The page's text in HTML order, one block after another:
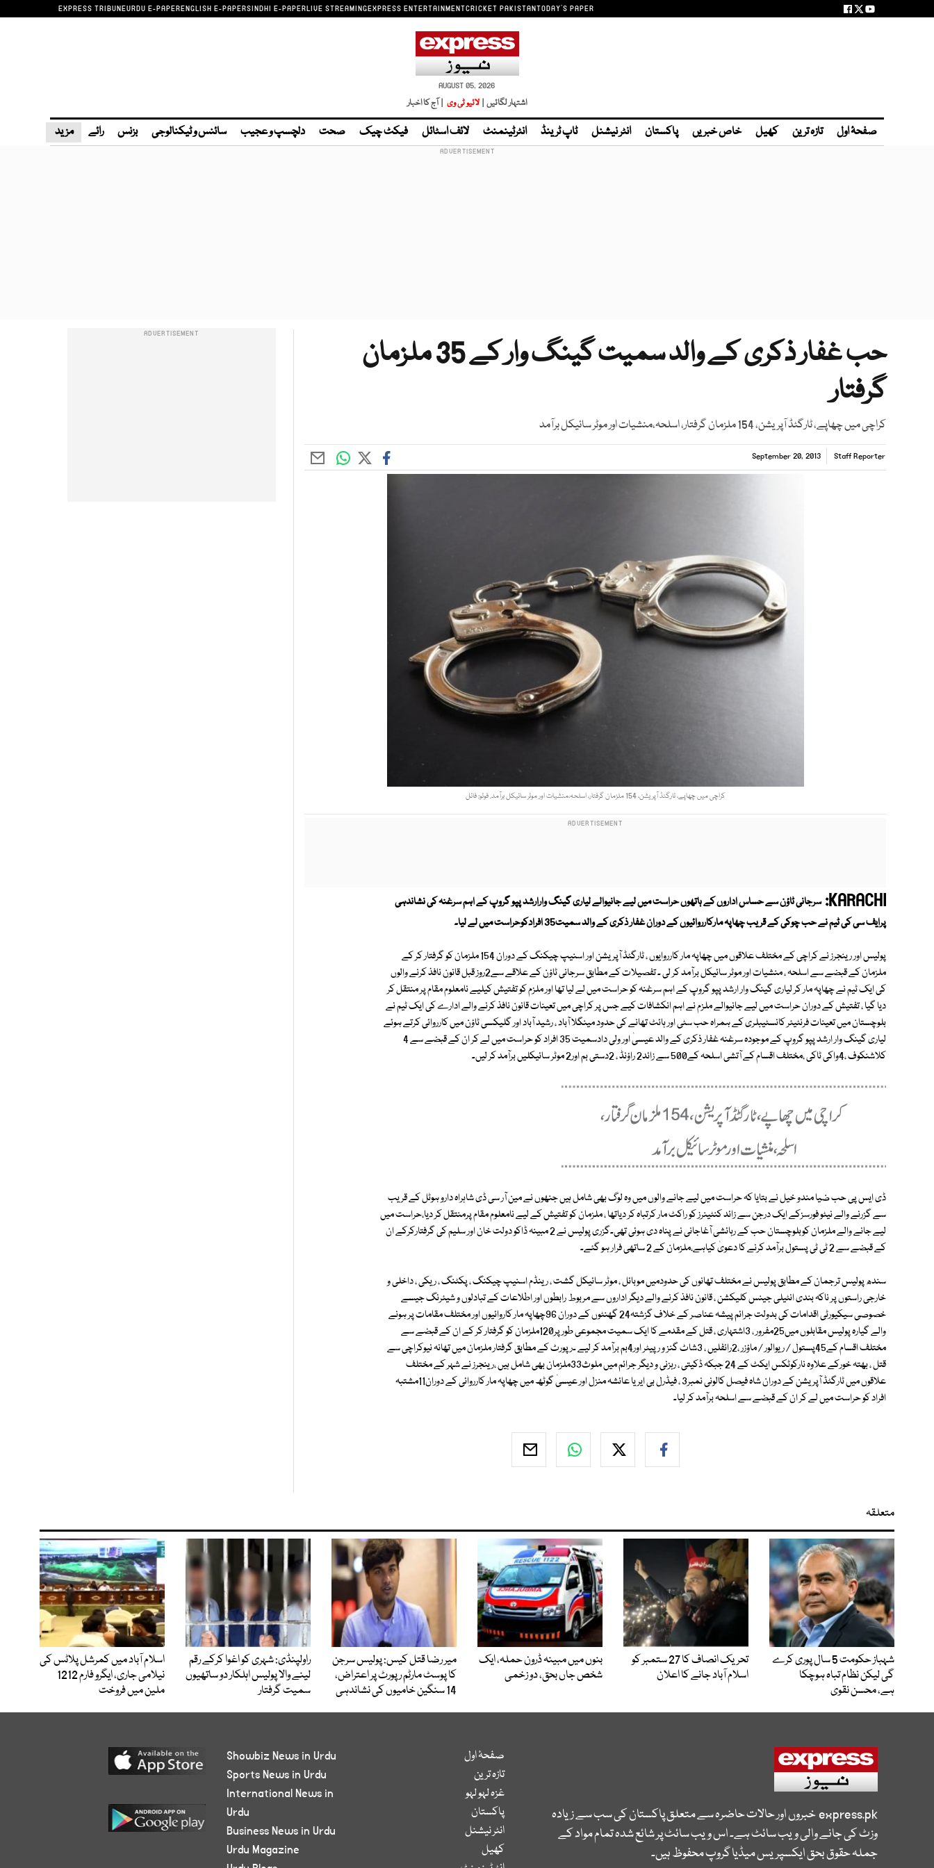
EXPRESS TRIBUNEURDU E-PAPERENGLISH E-PAPERSINDHI E-PAPERLIVE STREAMINGEXPRESS ENTERTAINMENTCRICKET PAKISTANTODAY'S PAPER
AUGUST 05, 2026
اشتہار لگائیں | لائیو ٹی وی | آج کا اخبار
صفحۂ اول تازہ ترین کھیل خاص خبریں پاکستان انٹر نیشنل ٹاپ ٹرینڈ انٹرٹینمنٹ لائف اسٹائل فیکٹ چیک صحت دلچسپ و عجیب سائنس و ٹیکنالوجی بزنس رائے مزید
حب غفار ذکری کے والد سمیت گینگ وار کے 35 ملزمان
گرفتار
کراچی میں چھاپے، ٹارگٹڈ آپریشن، 154 ملزمان گرفتار، اسلحہ،منشیات اور موٹر سائیکل برآمد
Staff Reporter
September 20, 2013
کراچی میں چھاپے، ٹارگٹڈ آپریشن، 154 ملزمان گرفتار، اسلحہ،منشیات اور موٹر سائیکل برآمد. فوٹو: فائل
KARACHI: سرجانی ٹاؤن سے حساس اداروں کے ہاتھوں حراست میں لیے جانیوالے لیاری گینگ وارارشد پپو گروپ کے اہم سرغنہ کی نشاندہی
پرایف سی کی ٹیم نے حب چوکی کے قریب چھاپہ مارکارروائیوں کے دوران غفار ذکری کے والد سمیت35 افرادکوحراست میں لے لیا۔
پولیس اور رینجرز نے کراچی کے مختلف علاقوں میں چھاپہ مار کارروایوں ، ٹارگٹڈ آپریشن اور اسنیپ چیکنگ کے دوران 154 ملزمان کو گرفتار کر کے
ملزمان کے قبضے سے اسلحہ ، منشیات اور موٹر سائیکل برآمد کر لی ۔ تفصیلات کے مطابق سرجانی ٹاؤن کے علاقے سے2روز قبل قانون نافذ کرنے والوں
کی ایک ٹیم نے چھاپہ مار کر لیاری گینگ وار ارشد پپو گروپ کے اہم سرغنہ کو حراست میں لے لیا تھا اور ملزم کو تفتیش کیلیے نامعلوم مقام پر منتقل کر
دیا گیا ، تفتیش کے دوران حراست میں لیے جانیوالے ملزم نے اہم انکشافات کیے جس پر کراچی میں تعینات قانون نافذ کرنے والے ادارے کی ایک ٹیم نے
بلوچستان میں تعینات فرنٹیئر کانسٹیبلری کے ہمراہ حب سٹی اور ہائٹ تھانے کی حدود مینگلا آباد ، رشید آباد اور گلیکسی ٹاؤن میں کارروائی کرتے ہوئے
لیاری گینگ وار ارشد پپو گروپ کے موجودہ سرغنہ غفار ذکری کے والد عیسیٰ اور ولی دادسمیت 35 افراد کو حراست میں لے کر ان کے قبضے سے 4
کلاشنکوف ،4واکی ٹاکی ،مختلف اقسام کے آتشی اسلحہ کے500 سے زائد2 راؤنڈ ، 2دستی بم اور2 موٹر سائیکلیں برآمد کر لیں۔
ڈی ایس پی حب ضیا مندو خیل نے بتایا کہ حراست میں لیے جانے والوں میں وہ لوگ بھی شامل ہیں جنھوں نے مین آر سی ڈی شاہراہ دارو ہوٹل کے قریب
سے گزرنے والے نیٹو فورسزکے ایک درجن سے زائد کنٹینرز کو راکٹ مار کرتباہ کر دیاتھا ، ملزمان کو تفتیش کے لیے نامعلوم مقام پرمنتقل کر دیا،حراست میں
لیے جانے والے ملزمان کوبلوچستان حب کے رہائشی آغاجانی نے پناہ دی ہوئی تھی۔گزری پولیس نے 2 مبینہ ڈاکو دولت خان اور سلیم کی گرفتارکرکے ان
کے قبضے سے 2 ٹی ٹی پستول برآمد کرنے کا دعویٰ کیاہے،ملزمان کے 2 ساتھی فرار ہو گئے۔
سندھ پولیس ترجمان کے مطابق پولیس نے مختلف تھانوں کی حدودمیں موبائل ، موٹر سائیکل گشت ، رینڈم اسنیپ چیکنگ ، پکٹنگ ، ریکی ، داخلی و
خارجی راستوں پر ناکہ بندی انٹیلی جینس کلیکشن ، قانون نافذ کرنے والے دیگر اداروں سے مربوط رابطوں اور اطلاعات کے تبادلوں و شیئرنگ جیسے
خصوصی سیکیورٹی اقدامات کی بدولت جرائم پیشہ عناصر کے خلاف گزشتہ24 گھنٹوں کے دوران 96چھاپہ مار کاروائیوں اور مختلف مقامات پر ہونے
والے گیارہ پولیس مقابلوں میں25مفرور ، 3اشتہاری ، قتل کے مقدمے کا ایک سمیت مجموعی طور پر120ملزمان کو گرفتار کر کے ان کے قبضے سے
مختلف اقسام کے45پستول / ریوالور / ماؤزر ،2رائفلیں ، 3شاٹ گنز و رپیٹر اور4بم برآمد کر لیے ۔رپورٹ کے مطابق گرفتار ملزمان میں تھانہ نیوکراچی سے
قتل ، بھتہ خورکے علاوہ نارکوٹکس ایکٹ کے 24 جبکہ ڈکیتی ، رہزنی و دیگر جرائم میں ملوث33ملزمان بھی شامل ہیں ،رینجرز نے شہر کے مختلف
علاقوں میں ٹارگٹڈ آپریشن کے دوران شاہ فیصل کالونی نمبر3 ، فیڈرل بی ایریا عائشہ منزل اور عیسیٰ گوٹھ میں چھاپہ مار کارروائی کے دوران11مشتبہ
افراد کو حراست میں لے کر ان کے قبضے سے اسلحہ برآمد کر لیا۔
متعلقہ
شہباز حکومت 5 سال پوری کرے
گی لیکن نظام تباہ ہوچکا
ہے، محسن نقوی
تحریک انصاف کا 27 ستمبر کو
اسلام آباد جانے کا اعلان
بنوں میں مبینہ ڈرون حملہ، ایک
شخص جاں بحق، دو زخمی
میر رضا قتل کیس: پولیس سرجن
کا پوسٹ مارٹم رپورٹ پر اعتراض،
14 سنگین خامیوں کی نشاندہی
راولپنڈی: شہری کو اغوا کرکے رقم
لینے والا پولیس اہلکار دو ساتھیوں
سمیت گرفتار
اسلام آباد میں کمرشل پلاٹس کی
نیلامی جاری، ایگرو فارم 1212
ملین میں فروخت
express.pkخبروں اور حالات حاضرہ سے متعلق پاکستان کی سب سے زیادہ
وزٹ کی جانے والی ویب سائٹ ہے۔ اس ویب سائٹ پر شائع شدہ تمام مواد کے
جملہ حقوق بحق ایکسپریس میڈیا گروپ محفوظ ہیں۔
صفحۂ اول
تازہ ترین
غزہ لہو لہو
پاکستان
انٹر نیشنل
کھیل
Showbiz News in Urdu
Sports News in Urdu
International News in
Urdu
Business News in Urdu
Urdu Magazine